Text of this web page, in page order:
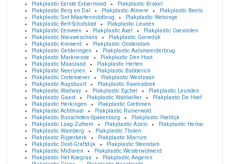
Plakplastic Eerste Exloermond
Plakplastic Brakel
Plakplastic Berg en Dal
Plakplastic Almere
Plakplastic Beets
Plakplastic Sint Maartensvlotbrug
Plakplastic Wetsinge
Plakplastic Belt-Schutsloot
Plakplastic Leunen
Plakplastic Eesveen
Plakplastic Axel
Plakplastic Coevorden
Plakplastic Nieuweschans
Plakplastic Gorredijk
Plakplastic Krewerd
Plakplastic Oostendam
Plakplastic Gelderingen
Plakplastic Aalsmeerderbrug
Plakplastic Marknesse
Plakplastic Den Hout
Plakplastic Maasland
Plakplastic Herten
Plakplastic Neerijnen
Plakplastic Babberich
Plakplastic Cortenoever
Plakplastic Westzaan
Plakplastic Augsbuurt
Plakplastic Raamsdonk
Plakplastic Wadway
Plakplastic Egchel
Plakplastic Leusden
Plakplastic Gaast
Plakplastic Wahlwiller
Plakplastic De Hoef
Plakplastic Herkingen
Plakplastic Giethmen
Plakplastic Achtmaal
Plakplastic Ruinerwold
Plakplastic Bunschoten-Spakenburg
Plakplastic Poeldijk
Plakplastic Laag-Zuthem
Plakplastic Azelo
Plakplastic Heiloo
Plakplastic Wamberg
Plakplastic Tholen
Plakplastic Rijperkerk
Plakplastic Marrum
Plakplastic Oost-Graftdijk
Plakplastic Steendam
Plakplastic Midlaren
Plakplastic Westerwijtwerd
Plakplastic Het Koegras
Plakplastic Angeren